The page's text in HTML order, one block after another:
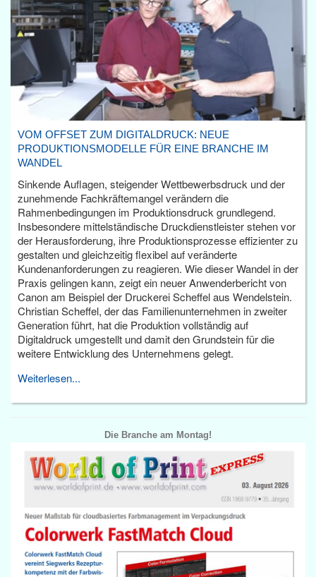
VOM OFFSET ZUM DIGITALDRUCK: NEUE
PRODUKTIONSMODELLE FÜR EINE BRANCHE IM
WANDEL
Sinkende Auflagen, steigender Wettbewerbsdruck und der
zunehmende Fachkräftemangel verändern die
Rahmenbedingungen im Produktionsdruck grundlegend.
Insbesondere mittelständische Druckdienstleister stehen vor
der Herausforderung, ihre Produktionsprozesse effizienter zu
gestalten und gleichzeitig flexibel auf veränderte
Kundenanforderungen zu reagieren. Wie dieser Wandel in der
Praxis gelingen kann, zeigt ein neuer Anwenderbericht von
Canon am Beispiel der Druckerei Scheffel aus Wendelstein.
Christian Scheffel, der das Familienunternehmen in zweiter
Generation führt, hat die Produktion vollständig auf
Digitaldruck umgestellt und damit den Grundstein für die
weitere Entwicklung des Unternehmens gelegt.
Weiterlesen...
Die Branche am Montag!